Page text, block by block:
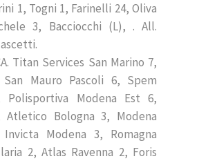
1, Togni 1, Farinelli 24, Oliva
3, Bacciocchi (L), . All.
Titan Services San Marino 7,
San Mauro Pascoli 6, Spem
Polisportiva Modena Est 6,
Atletico Bologna 3, Modena
Modena 3, Romagna
2, Atlas Ravenna 2, Foris